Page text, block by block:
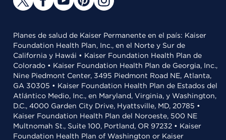
Planes de salud de Kaiser Permanente en el país: Kaiser
Foundation Health Plan, Inc., en el Norte y Sur de
California y Hawái • Kaiser Foundation Health Plan de
Colorado • Kaiser Foundation Health Plan de Georgia, Inc.,
Nine Piedmont Center, 3495 Piedmont Road NE, Atlanta,
GA 30305 • Kaiser Foundation Health Plan de Estados del
Atlántico Medio, Inc., en Maryland, Virginia, y Washington,
D.C., 4000 Garden City Drive, Hyattsville, MD, 20785 •
Kaiser Foundation Health Plan del Noroeste, 500 NE
Multnomah St., Suite 100, Portland, OR 97232 • Kaiser
Foundation Health Plan of Washington or Kaiser